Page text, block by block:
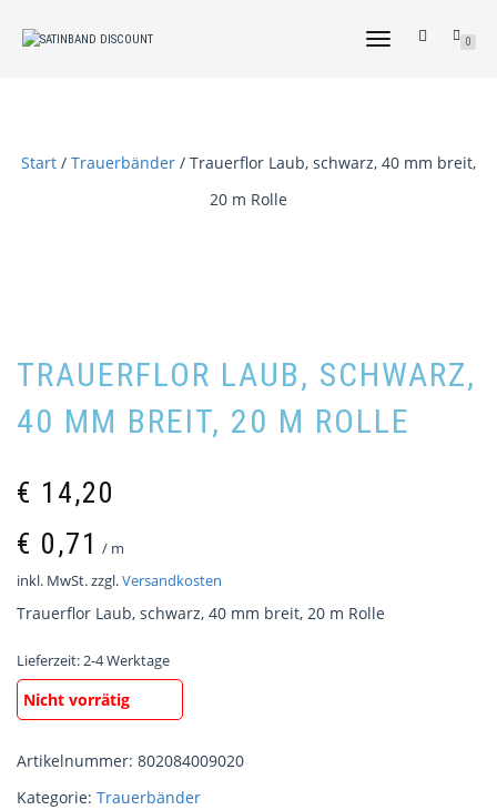
NAVIGATION
0
Start / Trauerbänder / Trauerflor Laub, schwarz, 40 mm breit,
20 m Rolle
TRAUERFLOR LAUB, SCHWARZ,
40 MM BREIT, 20 M ROLLE
€ 14,20
€ 0,71 / m
inkl. MwSt.zzgl.Versandkosten
Trauerflor Laub, schwarz, 40 mm breit, 20 m Rolle
Lieferzeit:2-4 Werktage
Nicht vorrätig
Artikelnummer: 802084009020
Kategorie: Trauerbänder